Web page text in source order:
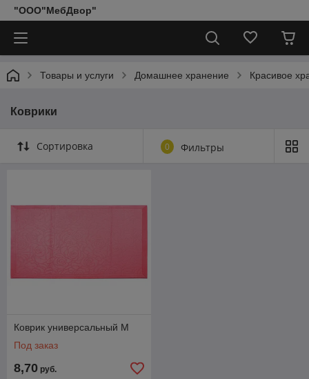
"ООО"МебДвор"
Товары и услуги Домашнее хранение Красивое
Коврики
Сортировка 0 Фильтры
Коврик универсальный M
Под заказ
8,70 руб.